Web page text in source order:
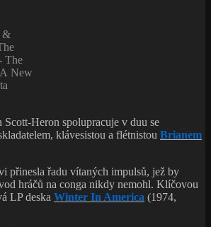
&
The
New
Scott-Heron spolupracuje v duu se
klávesistou a flétnistou Brianem
přinesla řadu vítaných impulsů, jež by
hráčů na conga nikdy nemohl. Klíčovou
LP deska Winter In America (1974,